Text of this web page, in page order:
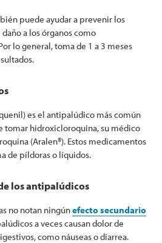
puede ayudar a prevenir los
daño a los órganos como
lo general, toma de 1 a 3 meses
es el antipalúdico más común
tomar hidroxicloroquina, su médico
(Aralen®). Estos medicamentos
de píldoras o líquidos.
los antipalúdicos
no notan ningúnefecto secundario
a veces causan dolor de
como náuseas o diarrea.